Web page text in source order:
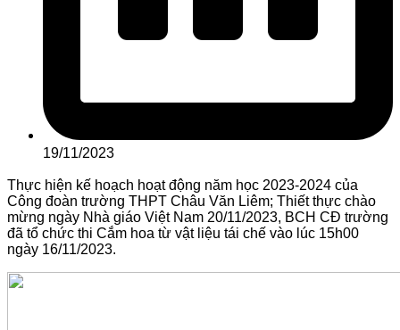
19/11/2023
Thực hiện kế hoạch hoạt động năm học 2023-2024 của
Công đoàn trường THPT Châu Văn Liêm; Thiết thực chào
mừng ngày Nhà giáo Việt Nam 20/11/2023, BCH CĐ trường
đã tổ chức thi Cắm hoa từ vật liệu tái chế vào lúc 15h00
ngày 16/11/2023.